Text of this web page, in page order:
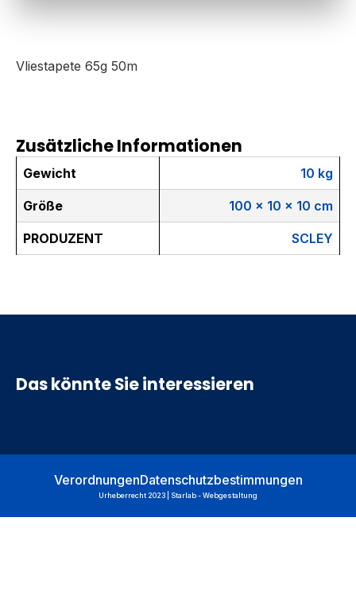
Vliestapete 65g 50m
Zusätzliche Informationen
Gewicht 10 kg
Größe 100 × 10 × 10 cm
PRODUZENT SCLEY
Das könnte Sie interessieren
VerordnungenDatenschutzbestimmungen
Urheberrecht 2023 | Starlab - Webgestaltung